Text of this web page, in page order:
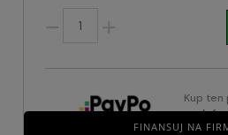
FINANSUJ NA
Kup
zapłać